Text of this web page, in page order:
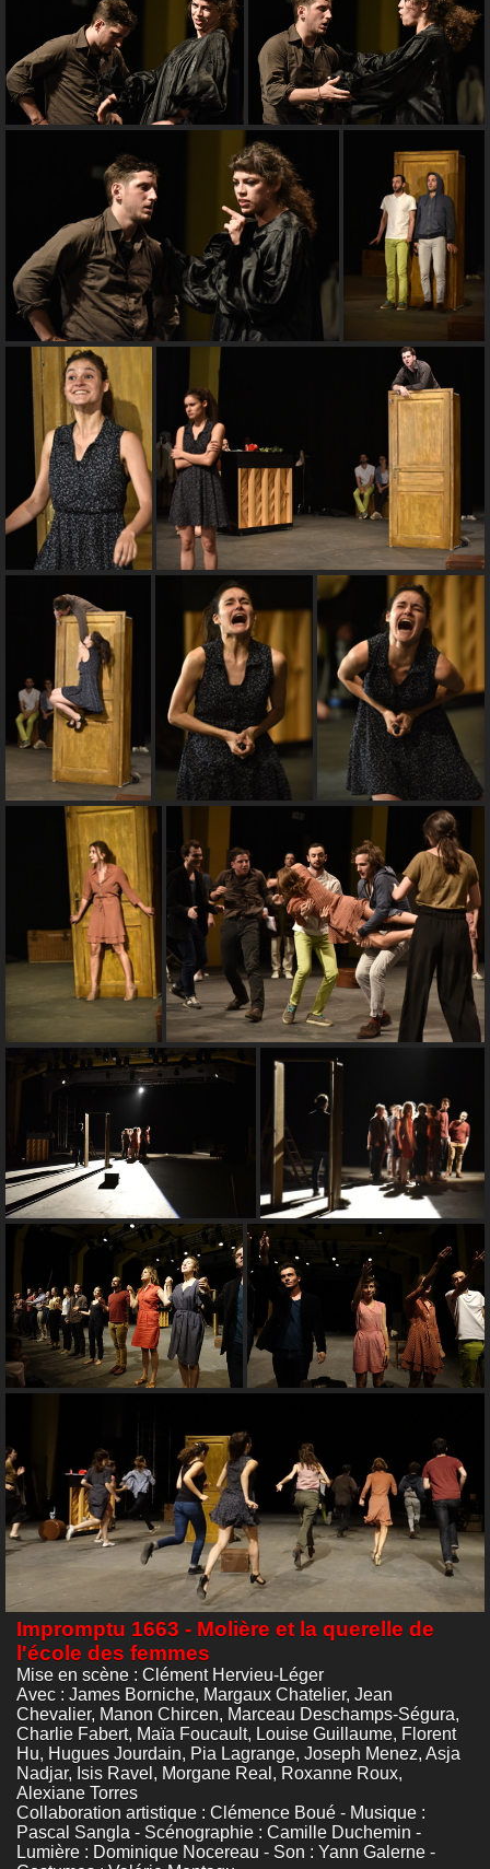
Impromptu 1663 - Molière et la querelle de
l'école des femmes
Mise en scène : Clément Hervieu-Léger
Avec : James Borniche, Margaux Chatelier, Jean
Chevalier, Manon Chircen, Marceau Deschamps-Ségura,
Charlie Fabert, Maïa Foucault, Louise Guillaume, Florent
Hu, Hugues Jourdain, Pia Lagrange, Joseph Menez, Asja
Nadjar, Isis Ravel, Morgane Real, Roxanne Roux,
Alexiane Torres
Collaboration artistique : Clémence Boué - Musique :
Pascal Sangla - Scénographie : Camille Duchemin -
Lumière : Dominique Nocereau - Son : Yann Galerne -